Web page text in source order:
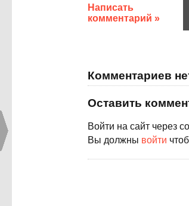
Написать
комментарий »
Комментариев
Оставить
Войти на сайт через
Вы должны войти